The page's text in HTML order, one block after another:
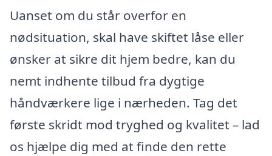
Uanset om du står overfor en
nødsituation, skal have skiftet låse eller
ønsker at sikre dit hjem bedre, kan du
nemt indhente tilbud fra dygtige
håndværkere lige i nærheden. Tag det
første skridt mod tryghed og kvalitet – lad
os hjælpe dig med at finde den rette